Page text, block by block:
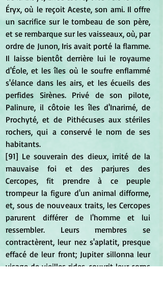
Éryx, où le reçoit Aceste, son ami. Il offre
un sacrifice sur le tombeau de son père,
et se rembarque sur les vaisseaux, où, par
ordre de Junon, Iris avait porté la flamme.
Il laisse bientôt derrière lui le royaume
d'Éole, et les îles où le soufre enflammé
s'élance dans les airs, et les écueils des
perfides Sirènes. Privé de son pilote,
Palinure, il côtoie les îles d'Inarimé, de
Prochyté, et de Pithécuses aux stériles
rochers, qui a conservé le nom de ses
habitants.
[91] Le souverain des dieux, irrité de la
mauvaise foi et des parjures des
Cercopes, fit prendre à ce peuple
trompeur la figure d'un animal difforme,
et, sous de nouveaux traits, les Cercopes
parurent différer de l'homme et lui
ressembler. Leurs membres se
contractèrent, leur nez s'aplatit, presque
effacé de leur front; Jupiter sillonna leur
visage de vieilles rides, couvrit leur corps